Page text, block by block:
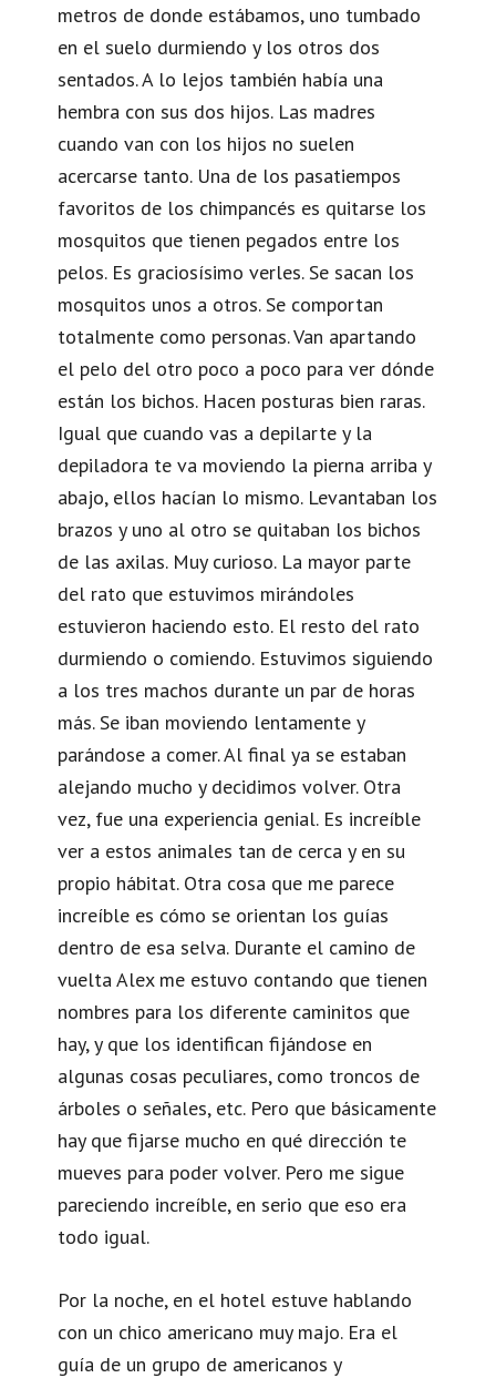
metros de donde estábamos, uno tumbado
en el suelo durmiendo y los otros dos
sentados. A lo lejos también había una
hembra con sus dos hijos. Las madres
cuando van con los hijos no suelen
acercarse tanto. Una de los pasatiempos
favoritos de los chimpancés es quitarse los
mosquitos que tienen pegados entre los
pelos. Es graciosísimo verles. Se sacan los
mosquitos unos a otros. Se comportan
totalmente como personas. Van apartando
el pelo del otro poco a poco para ver dónde
están los bichos. Hacen posturas bien raras.
Igual que cuando vas a depilarte y la
depiladora te va moviendo la pierna arriba y
abajo, ellos hacían lo mismo. Levantaban los
brazos y uno al otro se quitaban los bichos
de las axilas. Muy curioso. La mayor parte
del rato que estuvimos mirándoles
estuvieron haciendo esto. El resto del rato
durmiendo o comiendo. Estuvimos siguiendo
a los tres machos durante un par de horas
más. Se iban moviendo lentamente y
parándose a comer. Al final ya se estaban
alejando mucho y decidimos volver. Otra
vez, fue una experiencia genial. Es increíble
ver a estos animales tan de cerca y en su
propio hábitat. Otra cosa que me parece
increíble es cómo se orientan los guías
dentro de esa selva. Durante el camino de
vuelta Alex me estuvo contando que tienen
nombres para los diferente caminitos que
hay, y que los identifican fijándose en
algunas cosas peculiares, como troncos de
árboles o señales, etc. Pero que básicamente
hay que fijarse mucho en qué dirección te
mueves para poder volver. Pero me sigue
pareciendo increíble, en serio que eso era
todo igual.
Por la noche, en el hotel estuve hablando
con un chico americano muy majo. Era el
guía de un grupo de americanos y